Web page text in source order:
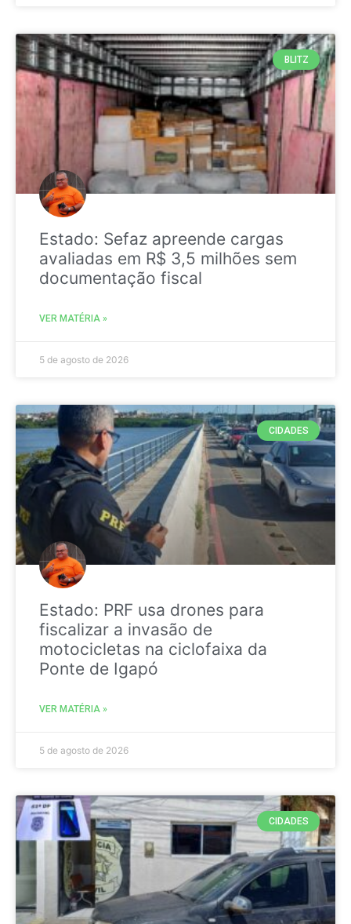
BLITZ
Estado: Sefaz apreende cargas
avaliadas em R$ 3,5 milhões sem
documentação fiscal
VER MATÉRIA »
5 de agosto de 2026
CIDADES
Estado: PRF usa drones para
fiscalizar a invasão de
motocicletas na ciclofaixa da
Ponte de Igapó
VER MATÉRIA »
5 de agosto de 2026
CIDADES